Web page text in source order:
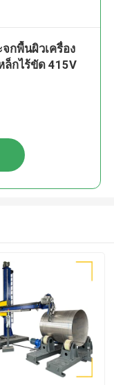
กพื้นผิวเครื่อง
กไร้ขัด 415V